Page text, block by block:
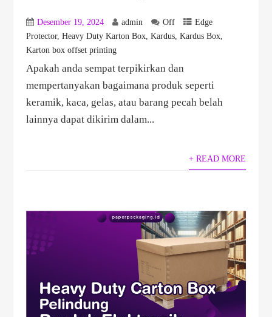
Desember 19, 2024 admin Off
Edge
Protector, Heavy Duty Karton Box, Kardus, Kardus Box,
Karton box offset printing
Apakah anda sempat terpikirkan dan
mempertanyakan bagaimana produk seperti
keramik, kaca, gelas, atau barang pecah belah
lainnya dapat dikirim dalam...
+ READ MORE